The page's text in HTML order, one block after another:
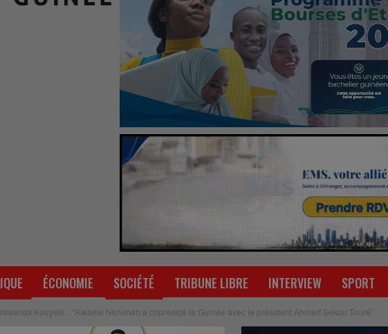
ÉCONOMIE SOCIÉTÉ TRIBUNE LIBRE INTERVIEW SPORT
Kouyaté : ‘’Kwame Nkrumah a coprésidé la Guinée avec le président Ahmed Sékou Touré’’